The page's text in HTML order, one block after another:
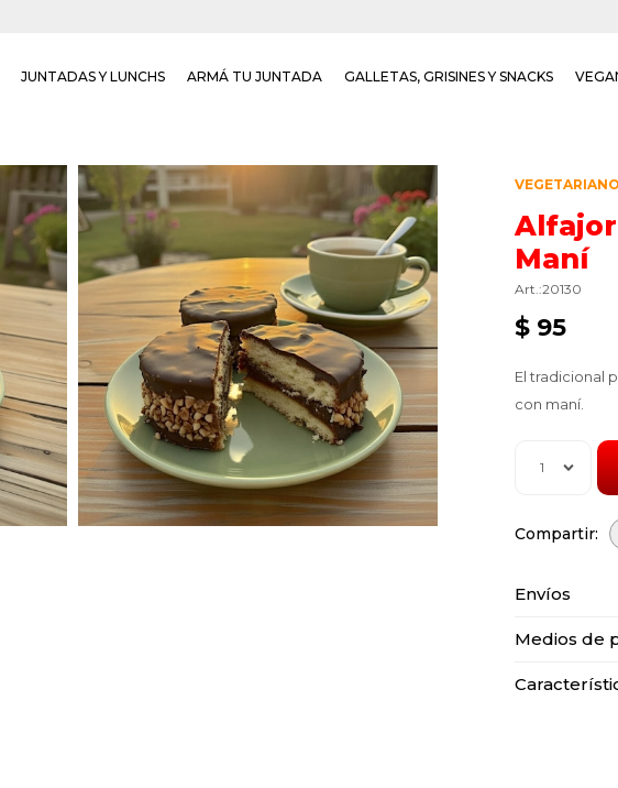
JUNTADAS Y LUNCHS ARMÁ TU JUNTADA GALLETAS, GRISINES Y SNACKS
VEGETARIANO
Maní
20130
$ 95
El tradicional
con maní.
1
Envíos
Medios de